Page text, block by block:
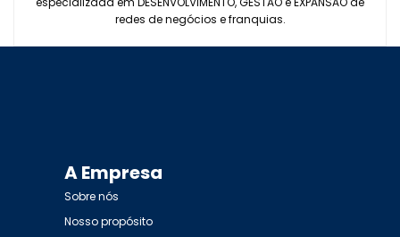
redes de negócios e franquias.
A Empresa
Sobre nós
Nosso propósito